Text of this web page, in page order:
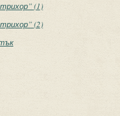
(1)
(2)